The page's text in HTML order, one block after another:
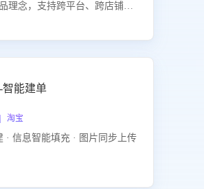
理念，支持跨平台、跨店铺的
的销服能力。
智能建单
淘宝
· 信息智能填充 · 图片同步上传